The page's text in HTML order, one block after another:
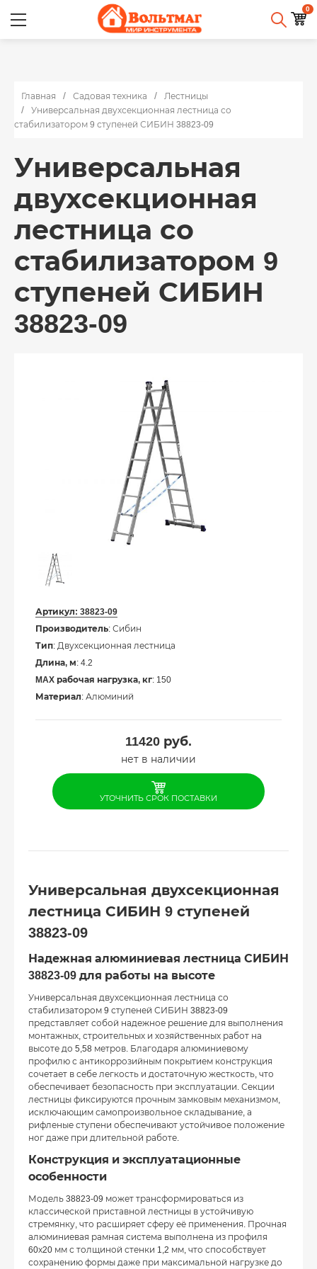
0
Главная Садовая техника
Лестницы
Универсальная двухсекционная лестница со
стабилизатором 9 ступеней СИБИН 38823-09
Универсальная
двухсекционная
лестница со
стабилизатором 9
ступеней СИБИН
38823-09
Артикул: 38823-09
Производитель: Сибин
Тип: Двухсекционная лестница
Длина, м: 4.2
MAX рабочая нагрузка, кг: 150
Материал: Алюминий
11420 руб.
нет в наличии
УТОЧНИТЬ СРОК ПОСТАВКИ
Универсальная двухсекционная
лестница СИБИН 9 ступеней
38823-09
Надежная алюминиевая лестница СИБИН
38823-09 для работы на высоте
Универсальная двухсекционная лестница со
стабилизатором 9 ступеней СИБИН 38823-09
представляет собой надежное решение для выполнения
монтажных, строительных и хозяйственных работ на
высоте до 5,58 метров. Благодаря алюминиевому
профилю с антикоррозийным покрытием конструкция
сочетает в себе легкость и достаточную жесткость, что
обеспечивает безопасность при эксплуатации. Секции
лестницы фиксируются прочным замковым механизмом,
исключающим самопроизвольное складывание, а
рифленые ступени обеспечивают устойчивое положение
ног даже при длительной работе.
Конструкция и эксплуатационные
особенности
Модель 38823-09 может трансформироваться из
классической приставной лестницы в устойчивую
стремянку, что расширяет сферу её применения. Прочная
алюминиевая рамная система выполнена из профиля
60х20 мм с толщиной стенки 1,2 мм, что способствует
сохранению формы даже при максимальной нагрузке до